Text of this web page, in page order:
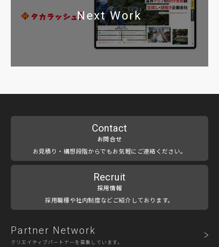
Next Work
Contact
お問合せ
お見積り・構想段階からでもお気軽にご連絡ください。
Recruit
採用情報
採用職種や社内制度などご紹介しております。
Partner Network
クリエイティブパートナーを募集しています。